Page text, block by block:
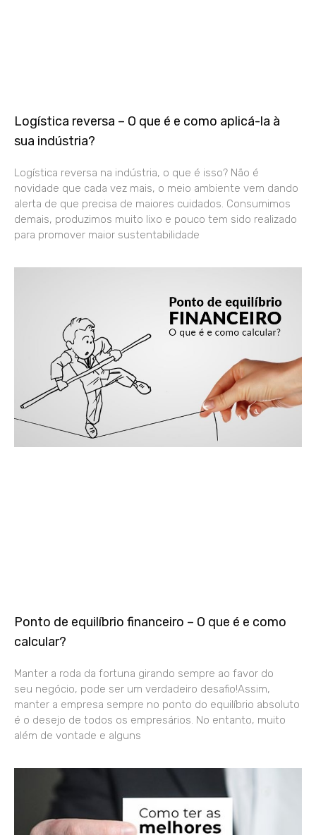
Logística reversa – O que é e como aplicá-la à
sua indústria?
Logística reversa na indústria, o que é isso? Não é
novidade que cada vez mais, o meio ambiente vem dando
alerta de que precisa de maiores cuidados. Consumimos
demais, produzimos muito lixo e pouco tem sido realizado
para promover maior sustentabilidade
Ponto de equilíbrio financeiro – O que é e como
calcular?
Manter a roda da fortuna girando sempre ao favor do
seu negócio, pode ser um verdadeiro desafio!Assim,
manter a empresa sempre no ponto do equilíbrio absoluto
é o desejo de todos os empresários. No entanto, muito
além de vontade e alguns